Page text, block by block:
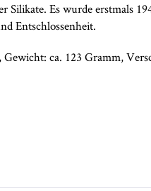
Es wurde erstmals
Entschlossenheit.
ca. 123 Gramm,